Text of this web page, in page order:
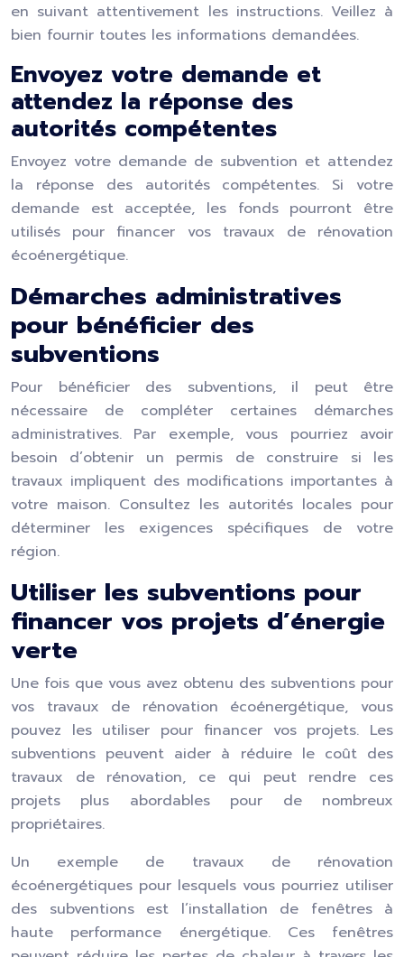
en suivant attentivement les instructions. Veillez à
bien fournir toutes les informations demandées.
Envoyez votre demande et
attendez la réponse des
autorités compétentes
Envoyez votre demande de subvention et attendez
la réponse des autorités compétentes. Si votre
demande est acceptée, les fonds pourront être
utilisés pour financer vos travaux de rénovation
écoénergétique.
Démarches administratives
pour bénéficier des
subventions
Pour bénéficier des subventions, il peut être
nécessaire de compléter certaines démarches
administratives. Par exemple, vous pourriez avoir
besoin d’obtenir un permis de construire si les
travaux impliquent des modifications importantes à
votre maison. Consultez les autorités locales pour
déterminer les exigences spécifiques de votre
région.
Utiliser les subventions pour
financer vos projets d’énergie
verte
Une fois que vous avez obtenu des subventions pour
vos travaux de rénovation écoénergétique, vous
pouvez les utiliser pour financer vos projets. Les
subventions peuvent aider à réduire le coût des
travaux de rénovation, ce qui peut rendre ces
projets plus abordables pour de nombreux
propriétaires.
Un exemple de travaux de rénovation
écoénergétiques pour lesquels vous pourriez utiliser
des subventions est l’installation de fenêtres à
haute performance énergétique. Ces fenêtres